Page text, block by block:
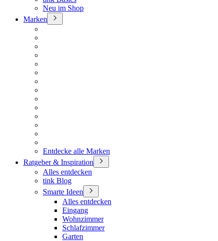
Neu im Shop
Marken
Entdecke alle Marken
Ratgeber & Inspiration
Alles entdecken
tink Blog
Smarte Ideen
Alles entdecken
Eingang
Wohnzimmer
Schlafzimmer
Garten